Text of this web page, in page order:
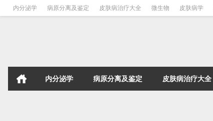
内分泌学 病原分离及鉴定 皮肤病治疗大全 微生物 皮肤病学
内分泌学 病原分离及鉴定 皮肤病治疗大全